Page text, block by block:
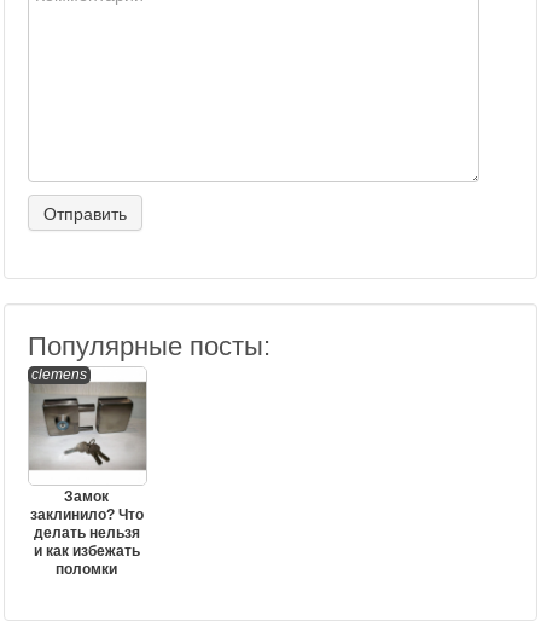
Популярные посты:
clemens
Замок
заклинило? Что
делать нельзя
и как избежать
поломки